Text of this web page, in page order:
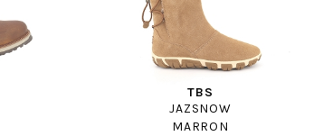
TBS
JAZSNOW
MARRON